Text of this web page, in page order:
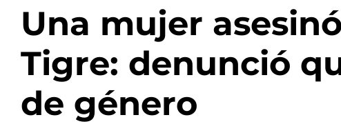
Una mujer
Tigre: denunció
de género